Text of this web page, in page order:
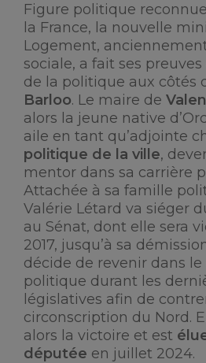
Figure politique
la France, la nouvelle
Logement,
sociale, a fait ses
de la politique aux côtés
Barloo. Le maire de
alors la jeune native
aile en tant qu’adjointe
politique de la ville,
mentor dans sa carrière
Attachée à sa famille
Valérie Létard va siéger
au Sénat, dont elle sera
2017, jusqu’à sa
décide de revenir dans le
politique durant les
législatives afin de
circonscription du Nord.
alors la victoire et est
députée en juillet 2024.